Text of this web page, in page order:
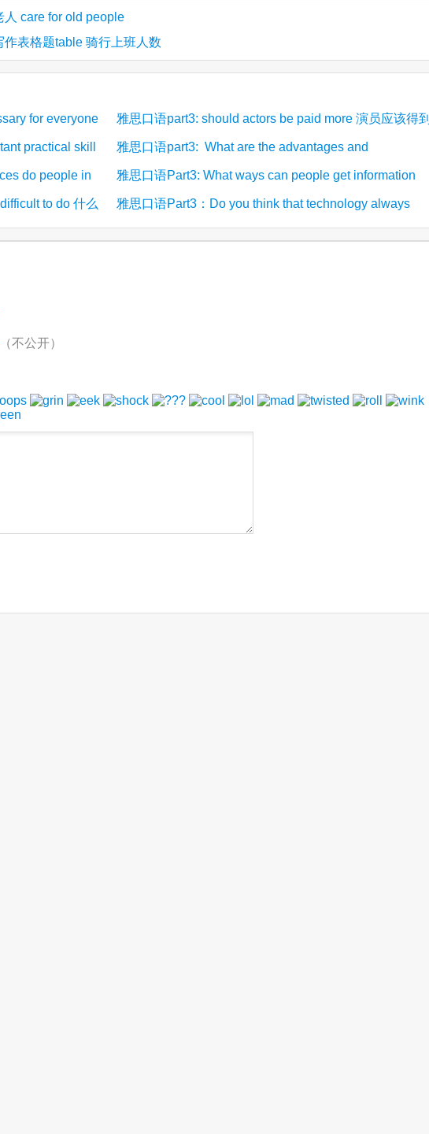
care for old people
表格题table 骑行上班人数
for everyone
学游泳吗(3)
雅思口语part3: should actors be paid more 演员应该得到
更多报酬吗(3)
practical skill
用技能是什么？
雅思口语part3: What are the advantages and
disadvantages of private transport? 私人交通工具的优劣
势在哪？(2)
do people in
被投诉的服务或
雅思口语Part3: What ways can people get information
these days 当今人们如何获取信息 (2)
to do 什么 雅思口语Part3：Do you think that technology always
has positive effects? 你认为科技永远都有好的影响吗？
（不公开）